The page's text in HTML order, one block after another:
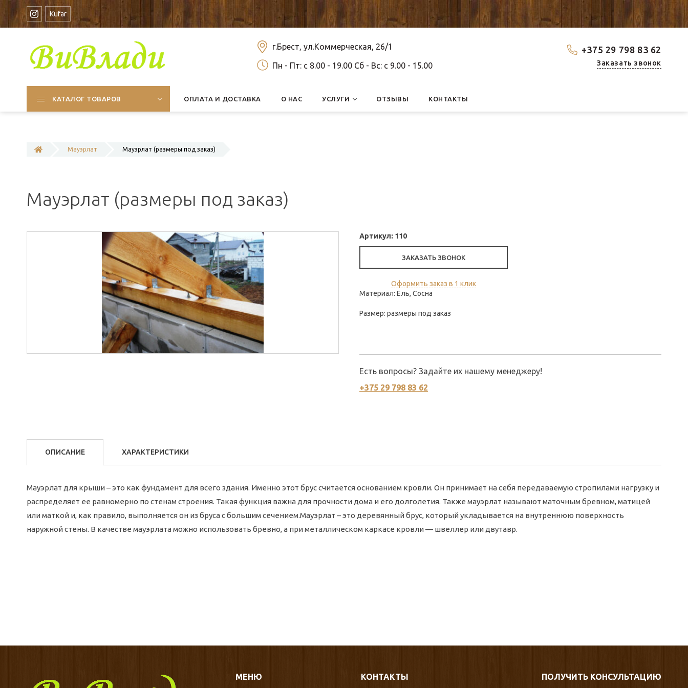
Kufar
+375 29 798 83 62
Заказать звонок
г.Брест, ул.Коммерческая, 26/1
Пн - Пт: c 8.00 - 19.00 Сб - Вс: c 9.00 - 15.00
КАТАЛОГ ТОВАРОВ ОПЛАТА И ДОСТАВКА О НАС УСЛУГИ ОТЗЫВЫ КОНТАКТЫ
Мауэрлат Мауэрлат (размеры под заказ)
Мауэрлат (размеры под заказ)
Артикул: 110
ЗАКАЗАТЬ ЗВОНОК
Оформить заказ в 1 клик
Материал: Ель, Сосна
Размер: размеры под заказ
Есть вопросы? Задайте их нашему менеджеру!
+375 29 798 83 62
ОПИСАНИЕ ХАРАКТЕРИСТИКИ
Мауэрлат для крыши – это как фундамент для всего здания. Именно этот брус считается основанием кровли. Он принимает на себя передаваемую стропилами нагрузку и
распределяет ее равномерно по стенам строения. Такая функция важна для прочности дома и его долголетия. Также мауэрлат называют маточным бревном, матицей
или маткой и, как правило, выполняется он из бруса с большим сечением.Мауэрлат – это деревянный брус, который укладывается на внутреннюю поверхность
наружной стены. В качестве мауэрлата можно использовать бревно, а при металлическом каркасе кровли — швеллер или двутавр.
МЕНЮ КОНТАКТЫ ПОЛУЧИТЬ КОНСУЛЬТАЦИЮ